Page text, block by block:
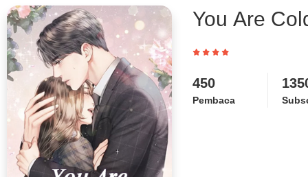
You Are
450
Pembaca